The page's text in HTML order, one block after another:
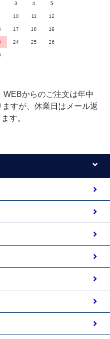
3 4 5
10 11 12
17 18 19
24 25 26
WEBからのご注文は年中
すが、休業日はメール返
す。